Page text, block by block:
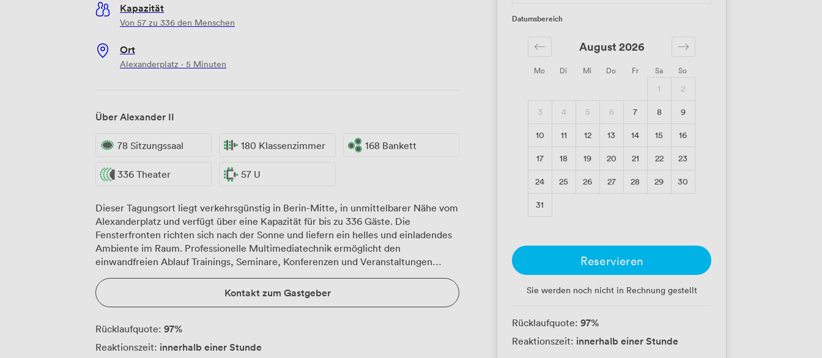
Kapazität
Von 57 zu 336 den Menschen
Ort
Alexanderplatz · 5 Minuten
Über Alexander II
78 Sitzungssaal 180 Klassenzimmer 168 Bankett
336 Theater 57 U
Dieser Tagungsort liegt verkehrsgünstig in Berin-Mitte, in unmittelbarer Nähe vom
Alexanderplatz und verfügt über eine Kapazität für bis zu 336 Gäste. Die
Fensterfronten richten sich nach der Sonne und liefern ein helles und einladendes
Ambiente im Raum. Professionelle Multimediatechnik ermöglicht den
einwandfreien Ablauf Trainings, Seminare, Konferenzen und Veranstaltungen
verschiedenster Art.
Kontakt zum Gastgeber
Rücklaufquote: 97%
Reaktionszeit: innerhalb einer Stunde
Datumsbereich
Mo Di Mi Do Fr Sa So
August 2026
1
2
3
4 5 6 7 8
9
10
11 12 13 14 15
16
17
18 19 20 21 22
23
24
25 26 27 28 29
30
31
Reservieren
Sie werden noch nicht in Rechnung gestellt
Rücklaufquote: 97%
Reaktionszeit: innerhalb einer Stunde